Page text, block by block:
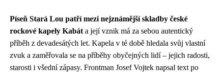
Píseň Stará Lou patří mezi nejznámější skladby české
rockové kapely Kabát a její vznik má za sebou autentický
příběh z devadesátých let. Kapela v té době hledala svůj vlastní
zvuk a zaměřovala se na příběhy obyčejných lidí – jejich radosti,
starosti i všední zápasy. Frontman Josef Vojtek napsal text po